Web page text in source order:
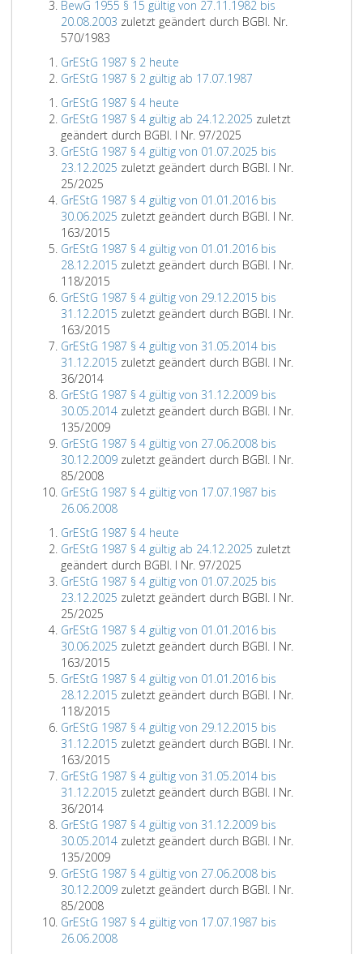
BewG 1955 § 15 gültig von 27.11.1982 bis
20.08.2003 zuletzt geändert durch BGBl. Nr.
570/1983
GrEStG 1987 § 2 heute
GrEStG 1987 § 2 gültig ab 17.07.1987
GrEStG 1987 § 4 heute
GrEStG 1987 § 4 gültig ab 24.12.2025 zuletzt
geändert durch BGBl. I Nr. 97/2025
GrEStG 1987 § 4 gültig von 01.07.2025 bis
23.12.2025 zuletzt geändert durch BGBl. I Nr.
25/2025
GrEStG 1987 § 4 gültig von 01.01.2016 bis
30.06.2025 zuletzt geändert durch BGBl. I Nr.
163/2015
GrEStG 1987 § 4 gültig von 01.01.2016 bis
28.12.2015 zuletzt geändert durch BGBl. I Nr.
118/2015
GrEStG 1987 § 4 gültig von 29.12.2015 bis
31.12.2015 zuletzt geändert durch BGBl. I Nr.
163/2015
GrEStG 1987 § 4 gültig von 31.05.2014 bis
31.12.2015 zuletzt geändert durch BGBl. I Nr.
36/2014
GrEStG 1987 § 4 gültig von 31.12.2009 bis
30.05.2014 zuletzt geändert durch BGBl. I Nr.
135/2009
GrEStG 1987 § 4 gültig von 27.06.2008 bis
30.12.2009 zuletzt geändert durch BGBl. I Nr.
85/2008
GrEStG 1987 § 4 gültig von 17.07.1987 bis
26.06.2008
GrEStG 1987 § 4 heute
GrEStG 1987 § 4 gültig ab 24.12.2025 zuletzt
geändert durch BGBl. I Nr. 97/2025
GrEStG 1987 § 4 gültig von 01.07.2025 bis
23.12.2025 zuletzt geändert durch BGBl. I Nr.
25/2025
GrEStG 1987 § 4 gültig von 01.01.2016 bis
30.06.2025 zuletzt geändert durch BGBl. I Nr.
163/2015
GrEStG 1987 § 4 gültig von 01.01.2016 bis
28.12.2015 zuletzt geändert durch BGBl. I Nr.
118/2015
GrEStG 1987 § 4 gültig von 29.12.2015 bis
31.12.2015 zuletzt geändert durch BGBl. I Nr.
163/2015
GrEStG 1987 § 4 gültig von 31.05.2014 bis
31.12.2015 zuletzt geändert durch BGBl. I Nr.
36/2014
GrEStG 1987 § 4 gültig von 31.12.2009 bis
30.05.2014 zuletzt geändert durch BGBl. I Nr.
135/2009
GrEStG 1987 § 4 gültig von 27.06.2008 bis
30.12.2009 zuletzt geändert durch BGBl. I Nr.
85/2008
GrEStG 1987 § 4 gültig von 17.07.1987 bis
26.06.2008